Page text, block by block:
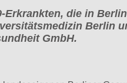
die in
Berlin
GmbH.